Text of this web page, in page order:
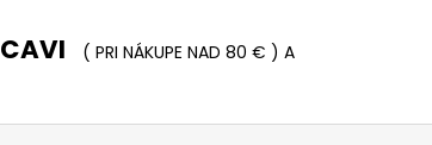
CAVI
( PRI NÁKUPE NAD 80 € ) A